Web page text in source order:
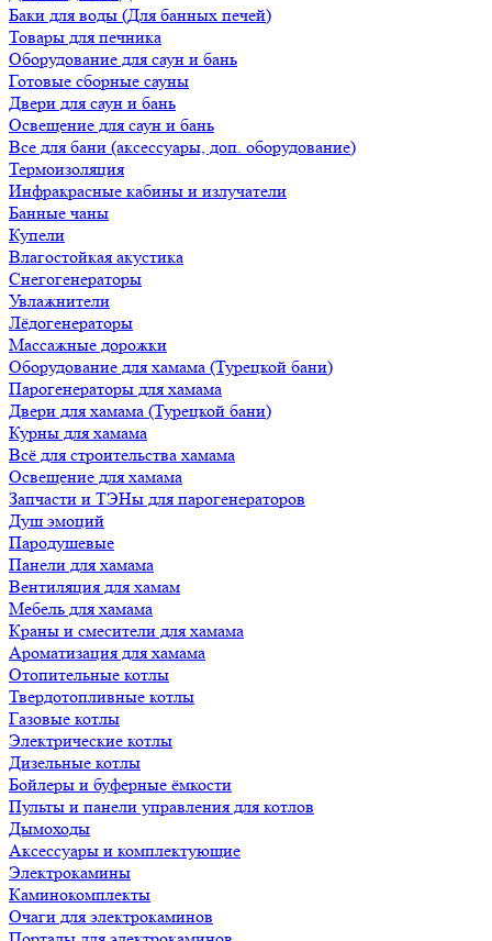
Баки для воды (Для банных печей)
Товары для печника
Оборудование для саун и бань
Готовые сборные сауны
Двери для саун и бань
Освещение для саун и бань
Все для бани (аксессуары, доп. оборудование)
Термоизоляция
Инфракрасные кабины и излучатели
Банные чаны
Купели
Влагостойкая акустика
Снегогенераторы
Увлажнители
Лёдогенераторы
Массажные дорожки
Оборудование для хамама (Турецкой бани)
Парогенераторы для хамама
Двери для хамама (Турецкой бани)
Курны для хамама
Всё для строительства хамама
Освещение для хамама
Запчасти и ТЭНы для парогенераторов
Душ эмоций
Пародушевые
Панели для хамама
Вентиляция для хамам
Мебель для хамама
Краны и смесители для хамама
Ароматизация для хамама
Отопительные котлы
Твердотопливные котлы
Газовые котлы
Электрические котлы
Дизельные котлы
Бойлеры и буферные ёмкости
Пульты и панели управления для котлов
Дымоходы
Аксессуары и комплектующие
Электрокамины
Каминокомплекты
Очаги для электрокаминов